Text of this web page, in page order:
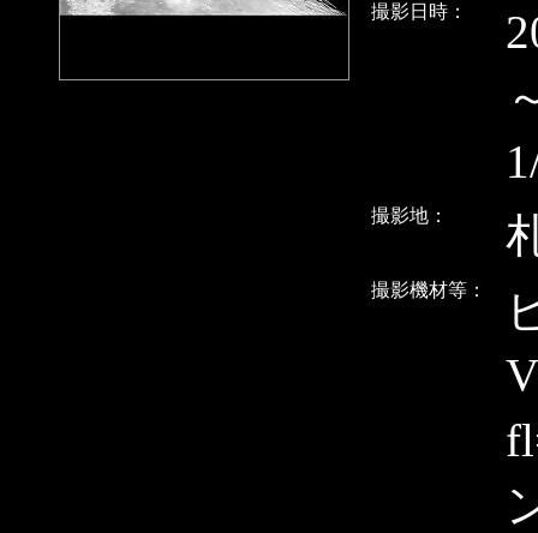
撮影日時：
撮影地：
撮影機材等：